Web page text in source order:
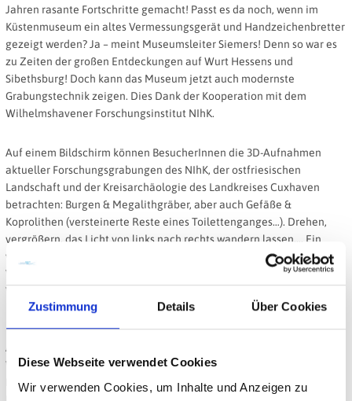
Zustimmung Details Über Cookies
Diese Webseite verwendet Cookies
Wir verwenden Cookies, um Inhalte und Anzeigen zu
Jahren rasante Fortschritte gemacht! Passt es da noch, wenn im
Küstenmuseum ein altes Vermessungsgerät und Handzeichenbretter
gezeigt werden? Ja – meint Museumsleiter Siemers! Denn so war es
zu Zeiten der großen Entdeckungen auf Wurt Hessens und
Sibethsburg! Doch kann das Museum jetzt auch modernste
Grabungstechnik zeigen. Dies Dank der Kooperation mit dem
Wilhelmshavener Forschungsinstitut NIhK.
Auf einem Bildschirm können BesucherInnen die 3D-Aufnahmen
aktueller Forschungsgrabungen des NIhK, der ostfriesischen
Landschaft und der Kreisarchäologie des Landkreises Cuxhaven
betrachten: Burgen & Megalithgräber, aber auch Gefäße &
Koprolithen (versteinerte Reste eines Toilettenganges…). Drehen,
vergrößern, das Licht von links nach rechts wandern lassen…. Ein
völlig neuer und spannender Einblick in die archäologische
Vergangenheit der Nordseeküste! Zu entdecken ab sofort – in Ihrem
Wilhelmshavener Küstenmuseum!
Anhang: Bild © Küstenmuseum Wilhelmshaven der WTF
Wilhelmshaven, Michael Steinert Bildunterschrift: Dr. Moritz
Mennenga, Archäologe vom Niedersächsischen Institut für